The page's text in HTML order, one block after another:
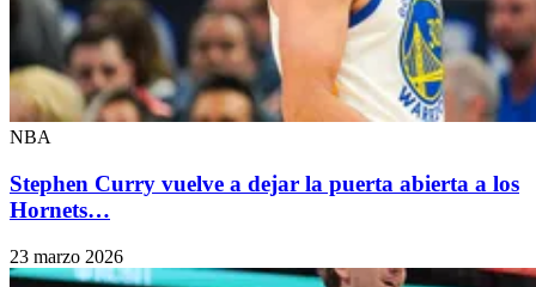
NBA
Stephen Curry vuelve a dejar la puerta abierta a los
Hornets…
23 marzo 2026